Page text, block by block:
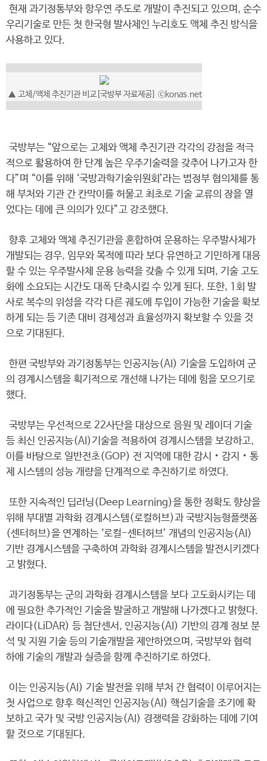
현재 과기정통부와 항우연 주도로 개발이 추진되고 있으며, 순수
우리기술로 만든 첫 한국형 발사체인 누리호도 액체 추진 방식을
사용하고 있다.
▲ 고체/액체 추진기관 비교[국방부 자료제공] ⓒkonas.net
국방부는 “앞으로는 고체와 액체 추진기관 각각의 강점을 적극
적으로 활용하여 한 단계 높은 우주기술력을 갖추어 나가고자 한
다”며 “이를 위해 ‘국방과학기술위원회’라는 범정부 협의체를 통
해 부처와 기관 간 칸막이를 허물고 최초로 기술 교류의 장을 열
었다는 데에 큰 의의가 있다”고 강조했다.
향후 고체와 액체 추진기관을 혼합하여 운용하는 우주발사체가
개발되는 경우, 임무와 목적에 따라 보다 유연하고 기민하게 대응
할 수 있는 우주발사체 운용 능력을 갖출 수 있게 되며, 기술 고도
화에 소요되는 시간도 대폭 단축시킬 수 있게 된다. 또한, 1회 발
사로 복수의 위성을 각각 다른 궤도에 투입이 가능한 기술을 확보
하게 되는 등 기존 대비 경제성과 효율성까지 확보할 수 있을 것
으로 기대된다.
한편 국방부와 과기정통부는 인공지능(AI) 기술을 도입하여 군
의 경계시스템을 획기적으로 개선해 나가는 데에 힘을 모으기로
했다.
국방부는 우선적으로 22사단을 대상으로 음원 및 레이더 기술
등 최신 인공지능(AI)기술을 적용하여 경계시스템을 보강하고,
이를 바탕으로 일반전초(GOP) 전 지역에 대한 감시‧감지‧통
제 시스템의 성능 개량을 단계적으로 추진하기로 하였다.
또한 지속적인 딥러닝(Deep Learning)을 통한 정확도 향상을
위해 부대별 과학화 경계시스템(로컬허브)과 국방지능형플랫폼
(센터허브)을 연계하는 ‘로컬-센터허브’ 개념의 인공지능(AI)
기반 경계시스템을 구축하여 과학화 경계시스템을 발전시키겠다
고 밝혔다.
과기정통부는 군의 과학화 경계시스템을 보다 고도화시키는 데
에 필요한 추가적인 기술을 발굴하고 개발해 나가겠다고 밝혔다.
라이다(LiDAR) 등 첨단센서, 인공지능(AI) 기반의 경계 정보 분
석 및 지원 기술 등의 기술개발을 제안하였으며, 국방부와 협력
하에 기술의 개발과 실증을 함께 추진하기로 하였다.
이는 인공지능(AI) 기술 발전을 위해 부처 간 협력이 이루어지는
첫 사업으로 향후 혁신적인 인공지능(AI) 핵심기술을 조기에 확
보하고 국가 및 국방 인공지능(AI) 경쟁력을 강화하는 데에 기여
할 것으로 기대된다.